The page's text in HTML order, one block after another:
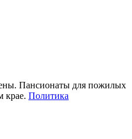
Пансионаты для пожилых
крае. Политика